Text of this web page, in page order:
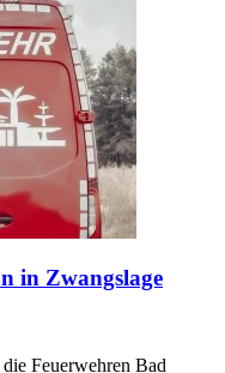
in Zwangslage
Feuerwehren Bad